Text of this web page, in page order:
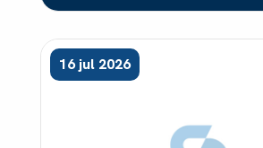
16 jul 2026